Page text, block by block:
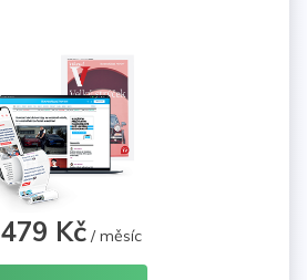
479 Kč/ měsíc